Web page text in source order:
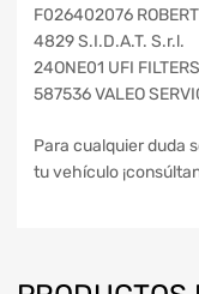
F026402076
4829 S.I.D.A.T. S.r.l.
24ONE01 UFI
587536 VALEO
Para cualquier duda
tu vehículo